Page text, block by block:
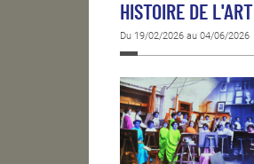
HISTOIRE DE L'ART
Du 19/02/2026 au 04/06/2026